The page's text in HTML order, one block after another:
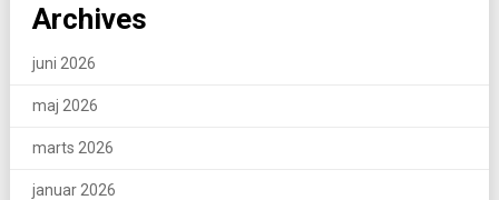
Archives
juni 2026
maj 2026
marts 2026
januar 2026